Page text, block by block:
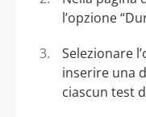
l’opzione
Selezionare
inserire una
ciascun test